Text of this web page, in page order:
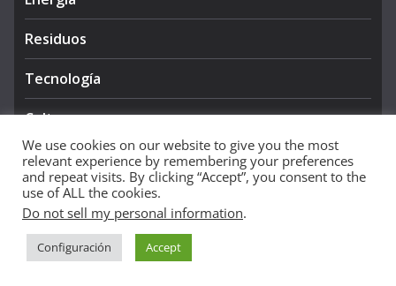
Residuos
Tecnología
Cultura
Copyright © 2026NIEVE AZUL 360
Theme:ColorMag Pro by ThemeGrill. Powered by
We use cookies on our website to give you the most
relevant experience by remembering your preferences
and repeat visits. By clicking “Accept”, you consent to the
use of ALL the cookies.
Do not sell my personal information.
Configuración Accept